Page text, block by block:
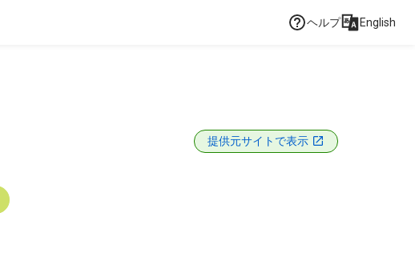
ヘルプ English
提供元サイトで表示